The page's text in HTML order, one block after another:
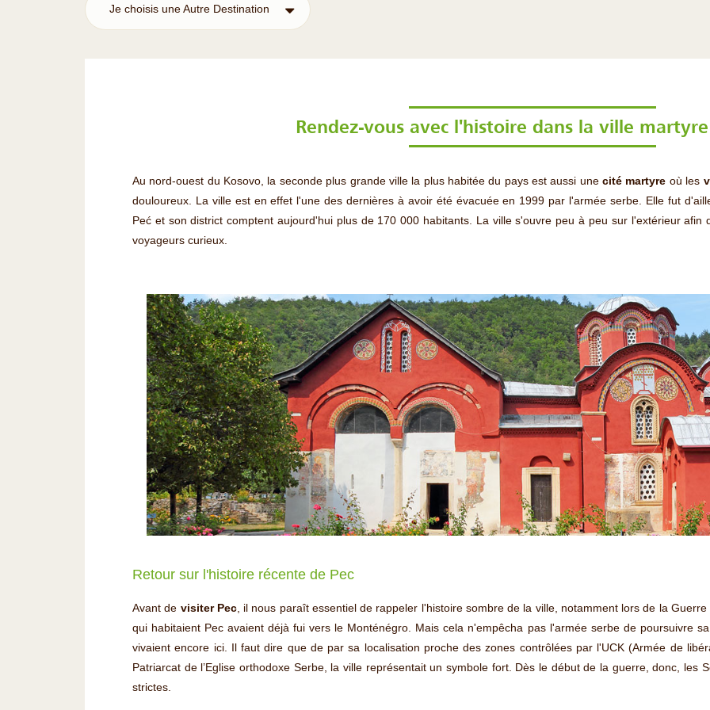
Je choisis une Autre Destination
Rendez-vous avec l'histoire dans la ville martyre
Au nord-ouest du Kosovo, la seconde plus grande ville la plus habitée du pays est aussi unecité martyre où les
douloureux. La ville est en effet l'une des dernières à avoir été évacuée en 1999 par l'armée serbe. Elle fut
Peć et son district comptent aujourd'hui plus de 170 000 habitants. La ville s'ouvre peu à peu sur l'extérieur afin
voyageurs curieux.
Retour sur l'histoire récente de Pec
Avant de visiter Pec, il nous paraît essentiel de rappeler l'histoire sombre de la ville, notamment lors de la
qui habitaient Pec avaient déjà fui vers le Monténégro. Mais cela n'empêcha pas l'armée serbe de poursuivre
vivaient encore ici. Il faut dire que de par sa localisation proche des zones contrôlées par l'UCK (Armée de
Patriarcat de l’Eglise orthodoxe Serbe, la ville représentait un symbole fort. Dès le début de la guerre, donc, les
strictes.